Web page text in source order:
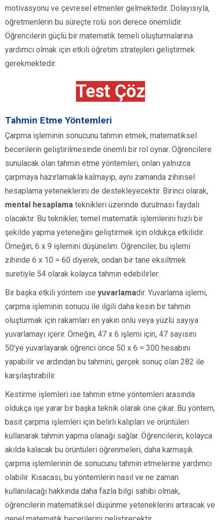
motivasyonu ve çevresel etmenler gelmektedir. Dolayısıyla,
öğretmenlerin bu süreçte rolü son derece önemlidir.
Öğrencilerin güçlü bir matematik temeli oluşturmalarına
yardımcı olmak için etkili öğretim stratejileri geliştirmek
gerekmektedir.
Test Çöz
Tahmin Etme Yöntemleri
Çarpma işleminin sonucunu tahmin etmek, matematiksel
becerilerin geliştirilmesinde önemli bir rol oynar. Öğrencilere
sunulacak olan tahmin etme yöntemleri, onları yalnızca
çarpmaya hazırlamakla kalmayıp, aynı zamanda zihinsel
hesaplama yeteneklerini de destekleyecektir. Birinci olarak,
mental hesaplama teknikleri üzerinde durulması faydalı
olacaktır. Bu teknikler, temel matematik işlemlerini hızlı bir
şekilde yapma yeteneğini geliştirmek için oldukça etkilidir.
Örneğin, 6 x 9 işlemini düşünelim. Öğrenciler, bu işlemi
zihinde 6 x 10 = 60 diyerek, ondan bir tane eksiltmek
suretiyle 54 olarak kolayca tahmin edebilirler.
Bir başka etkili yöntem ise yuvarlamadır. Yuvarlama işlemi,
çarpma işleminin sonucu ile ilgili daha kesin bir tahmin
oluşturmak için rakamları en yakın onlu veya yüzlü sayıya
yuvarlamayı içerir. Örneğin, 47 x 6 işlemi için, 47 sayısını
50’ye yuvarlayarak öğrenci önce 50 x 6 = 300 hesabını
yapabilir ve ardından bu tahmini, gerçek sonuç olan 282 ile
karşılaştırabilir.
Kestirme işlemleri ise tahmin etme yöntemleri arasında
oldukça işe yarar bir başka teknik olarak öne çıkar. Bu yöntem,
basit çarpma işlemleri için belirli kalıpları ve örüntüleri
kullanarak tahmin yapma olanağı sağlar. Öğrencilerin, kolayca
akılda kalacak bu örüntüleri öğrenmeleri, daha karmaşık
çarpma işlemlerinin de sonucunu tahmin etmelerine yardımcı
olabilir. Kısacası, bu yöntemlerin nasıl ve ne zaman
kullanılacağı hakkında daha fazla bilgi sahibi olmak,
öğrencilerin matematiksel düşünme yeteneklerini artıracak ve